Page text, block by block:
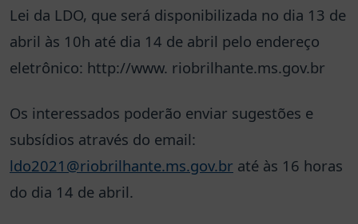
Lei da LDO, que será disponibilizada no dia 13 de
abril às 10h até dia 14 de abril pelo endereço
eletrônico: http://www. riobrilhante.ms.gov.br
Os interessados poderão enviar sugestões e
subsídios através do email:
ldo2021@riobrilhante.ms.gov.br até às 16 horas
do dia 14 de abril.